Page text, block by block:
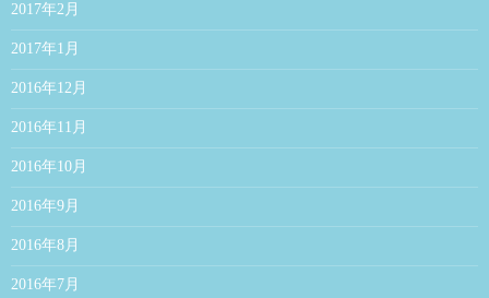
2017年2月
2017年1月
2016年12月
2016年11月
2016年10月
2016年9月
2016年8月
2016年7月